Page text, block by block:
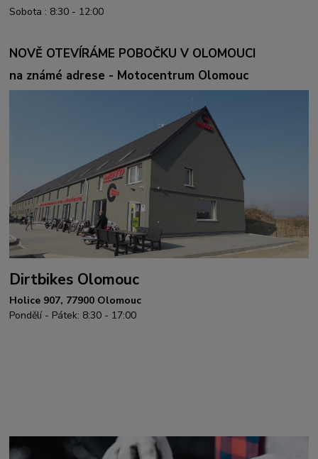
Sobota : 8:30 - 12:00
NOVĚ OTEVÍRÁME POBOČKU V OLOMOUCI
na známé adrese - Motocentrum Olomouc
Dirtbikes Olomouc
Holice 907, 77900 Olomouc
Pondělí - Pátek: 8:30 - 17:00